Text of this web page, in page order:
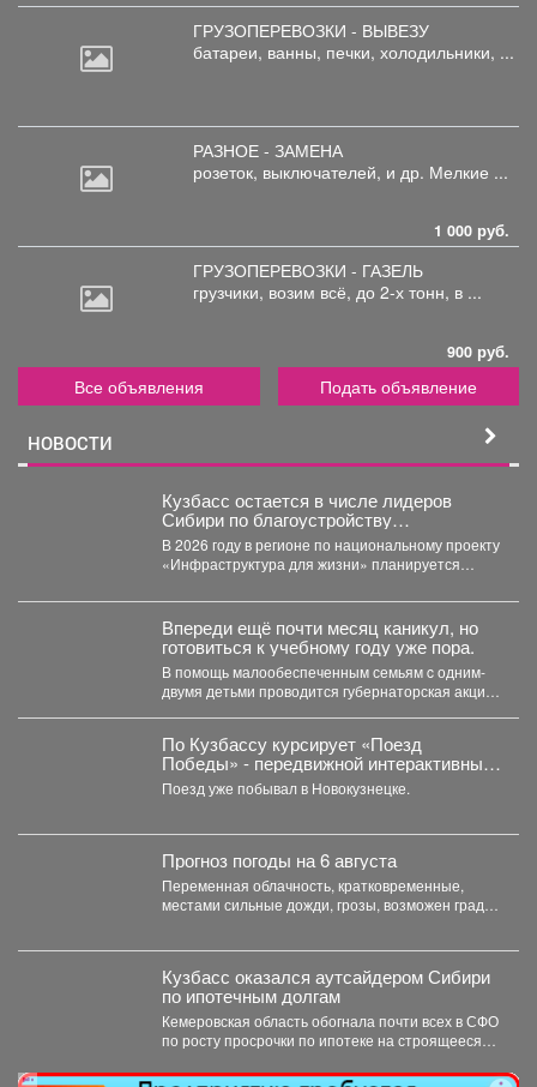
ГРУЗОПЕРЕВОЗКИ - ВЫВЕЗУ
батареи, ванны, печки, холодильники, ...
РАЗНОЕ - ЗАМЕНА
розеток, выключателей, и др. Мелкие ...
1 000 руб.
ГРУЗОПЕРЕВОЗКИ - ГАЗЕЛЬ
грузчики, возим всё, до 2-х тонн, в ...
900 руб.
Все объявления Подать объявление
НОВОСТИ
Кузбасс остается в числе лидеров
Сибири по благоустройству
общественных пространств.
В 2026 году в регионе по национальному проекту
«Инфраструктура для жизни» планируется
Впереди ещё почти месяц каникул, но
готовиться к учебному году уже пора.
В помощь малообеспеченным семьям c одним-
двумя детьми проводится губернаторская акция
По Кузбассу курсирует «Поезд
Победы» - передвижной интерактивный
музей, рассказывающий о событиях
Великой Отечественной войны.
Поезд уже побывал в Новокузнецке.
Прогноз погоды на 6 августа
Переменная облачность, кратковременные,
местами сильные дожди, грозы, возможен град.
Кузбасс оказался аутсайдером Сибири
по ипотечным долгам
Кемеровская область обогнала почти всех в СФО
по росту просрочки по ипотеке на строящееся